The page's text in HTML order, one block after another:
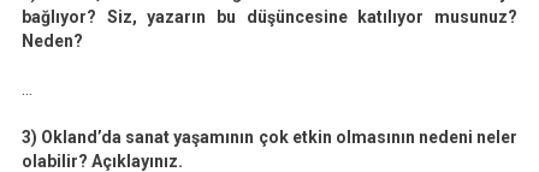
bağlıyor? Siz, yazarın bu düşüncesine katılıyor musunuz?
Neden?
3) Okland’da sanat yaşamının çok etkin olmasının nedeni neler
olabilir? Açıklayınız.